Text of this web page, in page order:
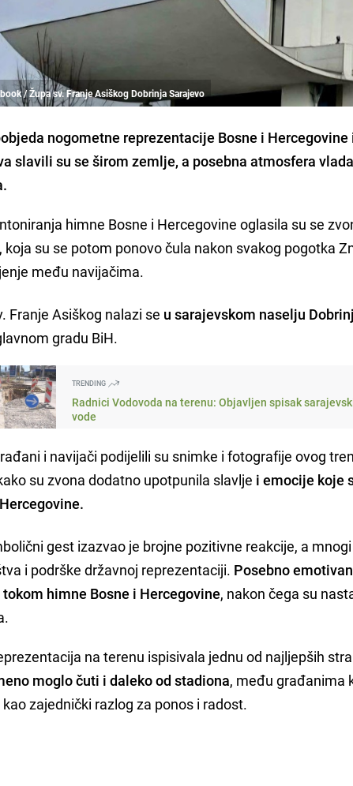
/ Župa sv. Franje Asiškog Dobrinja Sarajevo
nogometne reprezentacije Bosne i
slavili su se širom zemlje, a posebna atmosfera
himne Bosne i Hercegovine oglasila su se
, koja su se potom ponovo čula nakon svakog pogotka
među navijačima.
Franje Asiškog nalazi se u sarajevskom naselju
gradu BiH.
TRENDING
Radnici Vodovoda na terenu: Objavljen spisak
vode
i navijači podijelili su snimke i fotografije ovog
su zvona dodatno upotpunila slavlje i emocije koje
gest izazvao je brojne pozitivne reakcije, a
i podrške državnoj reprezentaciji. Posebno
himne Bosne i Hercegovine, nakon čega su
na terenu ispisivala jednu od najljepših
moglo čuti i daleko od stadiona, među građanima
zajednički razlog za ponos i radost.